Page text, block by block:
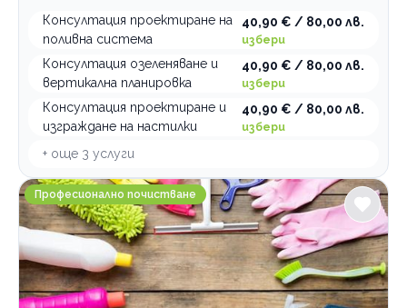
Консултация проектиране на
поливна система
40,90 € / 80,00 лв.
избери
Консултация озеленяване и
вертикална планировка
40,90 € / 80,00 лв.
избери
Консултация проектиране и
изграждане на настилки
40,90 € / 80,00 лв.
избери
+ още 3 услуги
Почистваща фирма Clean Shine And I
Професионално почистване